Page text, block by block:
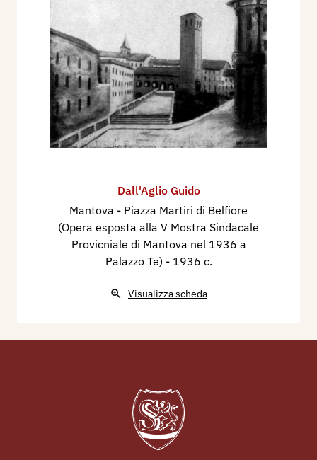
Dall'Aglio Guido
Mantova - Piazza Martiri di Belfiore
(Opera esposta alla V Mostra Sindacale
Provicniale di Mantova nel 1936 a
Palazzo Te) - 1936 c.
Visualizza scheda